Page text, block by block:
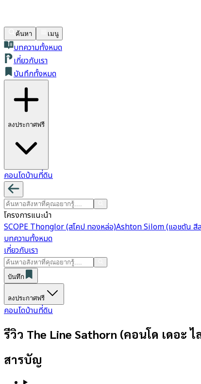
ค้นหา เมนู
บทความทั้งหมด
เกี่ยวกับเรา
บันทึกทั้งหมด
ลงประกาศฟรี
คอนโดบ้านที่ดิน
โครงการแนะนำ
SCOPE Thonglor (สโคป ทองหล่อ)Ashton Silom (แอชตัน สี
บทความทั้งหมด
เกี่ยวกับเรา
บันทึก
ลงประกาศฟรี
คอนโดบ้านที่ดิน
รีวิว The Line Sathorn (คอนโด เดอะ
สารบัญ